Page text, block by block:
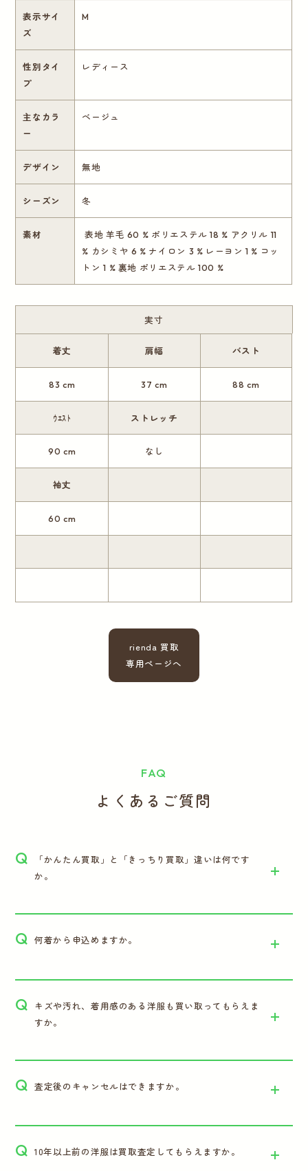
表示サイ
ズ
M
性別タイ
プ
レディース
主なカラ
ー
ベージュ
デザイン 無地
シーズン 冬
素材
表地 羊毛 60 % ポリエステル 18 % アクリル 11
% カシミヤ 6 % ナイロン 3 % レーヨン 1 % コッ
トン 1 % 裏地 ポリエステル 100 %
実寸
着丈
83 cm
肩幅
37 cm
バスト
88 cm
ｳｴｽﾄ
90 cm
ストレッチ
なし
袖丈
60 cm
rienda 買取
専用ページへ
FAQ
よくあるご質問
Q
「かんたん買取」と「きっちり買取」違いは何です
か。
Q 何着から申込めますか。
Q キズや汚れ、着用感のある洋服も買い取ってもらえま
すか。
Q 査定後のキャンセルはできますか。
Q 10年以上前の洋服は買取査定してもらえますか。